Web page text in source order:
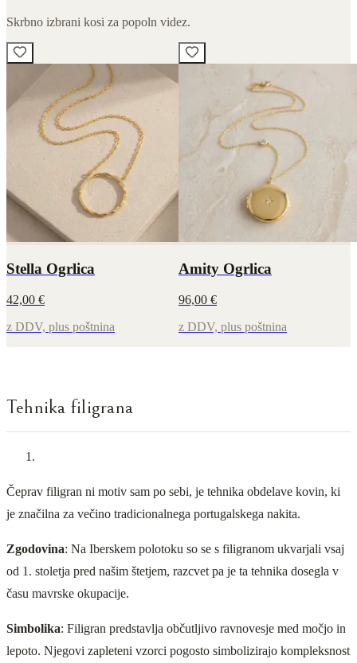
Skrbno izbrani kosi za popoln videz.
Stella Ogrlica
42,00 €
z DDV, plus poštnina
Amity Ogrlica
96,00 €
z DDV, plus poštnina
Tehnika filigrana
Čeprav filigran ni motiv sam po sebi, je tehnika obdelave kovin, ki
je značilna za večino tradicionalnega portugalskega nakita.
Zgodovina: Na Iberskem polotoku so se s filigranom ukvarjali vsaj
od 1. stoletja pred našim štetjem, razcvet pa je ta tehnika dosegla v
času mavrske okupacije.
Simbolika: Filigran predstavlja občutljivo ravnovesje med močjo in
lepoto. Njegovi zapleteni vzorci pogosto simbolizirajo kompleksnost